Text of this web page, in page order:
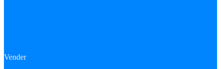
Vender